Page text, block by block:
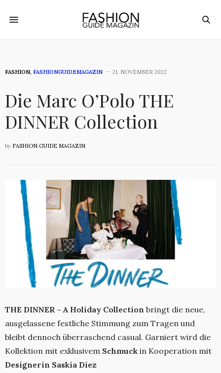
FASHION, FASHIONGUIDEMAGAZIN 21. NOVEMBER 2022
Die Marc O’Polo THE
DINNER Collection
by FASHION GUIDE MAGAZIN
THE DINNER – A Holiday Collection bringt die neue,
ausgelassene festliche Stimmung zum Tragen und
bleibt dennoch überraschend casual. Garniert wird die
Kollektion mit exklusivem Schmuck in Kooperation mit
Designerin Saskia Diez